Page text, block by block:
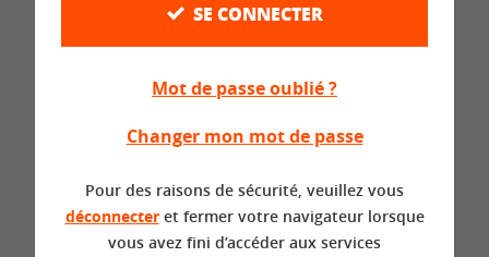
SE CONNECTER
Mot de passe oublié ?
Changer mon mot de passe
Pour des raisons de sécurité, veuillez vous
déconnecteret fermer votre navigateur lorsque
vous avez fini d’accéder aux services